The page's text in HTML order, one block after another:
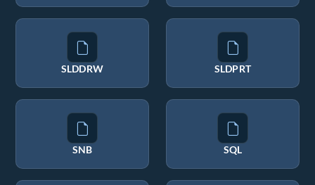
SLDDRW SLDPRT
SNB SQL